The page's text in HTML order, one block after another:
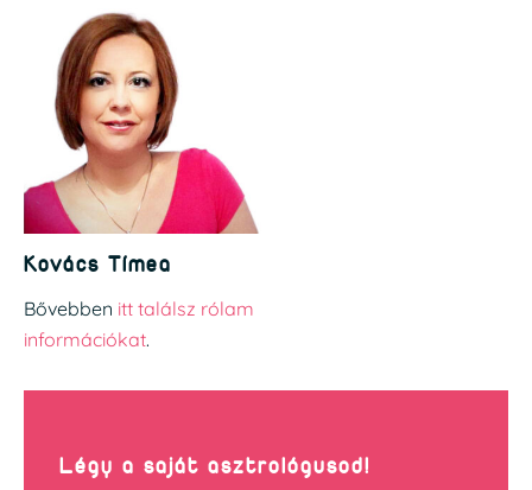
Kovács Tímea
Bővebben itt találsz rólam
információkat.
Légy a saját asztrológusod!